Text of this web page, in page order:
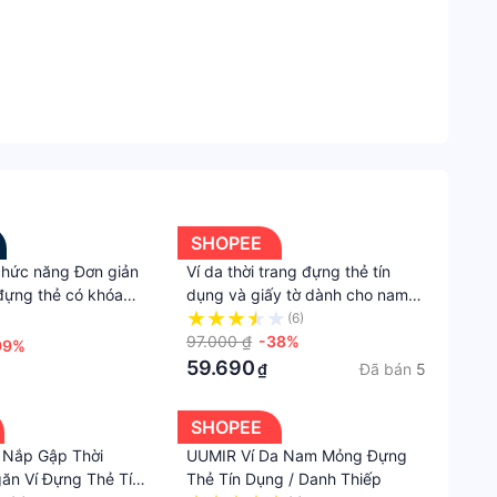
xin vui lòng mua nó một cách cẩn thận.
năng Đơn giản
thẻ có khóa
đựng thẻ Túi ví
Kẹp thẻ tín dụng
SHOPEE
Ví da thời trang đựng thẻ tín
dụng và giấy tờ dành cho nam
giới
(6)
97.000 ₫ -38%
59.690₫ Đã bán 5
Gập Thời
Ví Đựng Thẻ Tín
SHOPEE
UUMIR Ví Da Nam Mỏng Đựng
Thẻ Tín Dụng / Danh Thiếp